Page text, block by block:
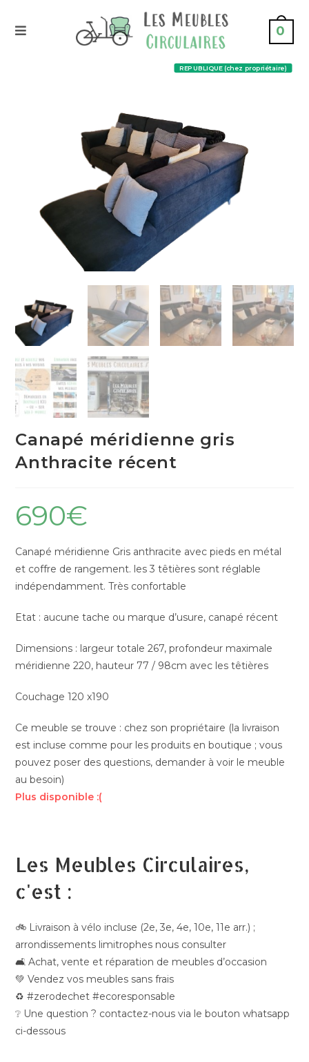
0
REPUBLIQUE (chez propriétaire)
Canapé méridienne gris
Anthracite récent
690€
Canapé méridienne Gris anthracite avec pieds en métal
et coffre de rangement. les 3 têtières sont réglable
indépendamment. Très confortable
Etat : aucune tache ou marque d’usure, canapé récent
Dimensions : largeur totale 267, profondeur maximale
méridienne 220, hauteur 77 / 98cm avec les têtières
Couchage 120 x190
Ce meuble se trouve : chez son propriétaire (la livraison
est incluse comme pour les produits en boutique ; vous
pouvez poser des questions, demander à voir le meuble
au besoin)
Plus disponible :(
Les Meubles Circulaires,
c'est :
🚲 Livraison à vélo incluse (2e, 3e, 4e, 10e, 11e arr.) ;
arrondissements limitrophes nous consulter
🛋️ Achat, vente et réparation de meubles d’occasion
💚 Vendez vos meubles sans frais
♻️ #zerodechet #ecoresponsable
❔ Une question ? contactez-nous via le bouton whatsapp
ci-dessous